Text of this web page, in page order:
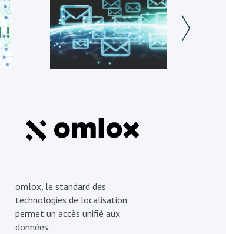
omlox, le standard des
technologies de localisation
permet un accès unifié aux
données.